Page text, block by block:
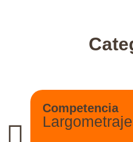
Competencia